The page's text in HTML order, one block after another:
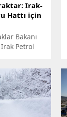
Irak-
Hattı için
Bakanı
Petrol